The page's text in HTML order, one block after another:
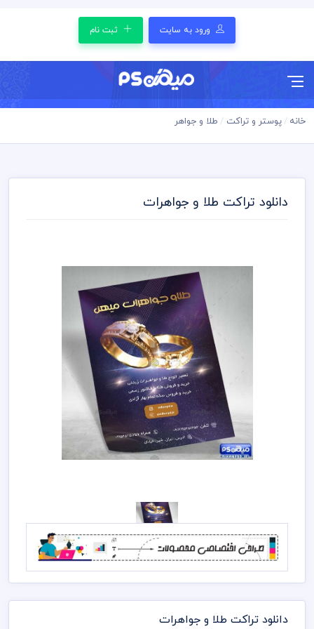
ورود به سایت ثبت نام
خانه پوستر و تراکت طلا و جواهر
دانلود تراکت طلا و جواهرات
دانلود تراکت طلا و جواهرات